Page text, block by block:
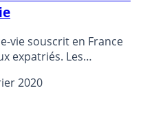
vie souscrit en France
expatriés. Les
d’une fiscalité plus
défaut.
2020